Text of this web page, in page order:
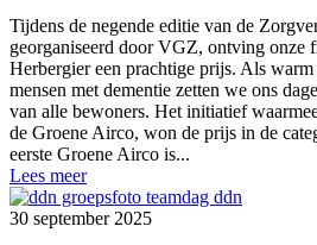
Tijdens de negende editie van de
georganiseerd door VGZ, ontving onze
Herbergier een prachtige prijs. Als
mensen met dementie zetten we ons
van alle bewoners. Het initiatief
de Groene Airco, won de prijs in de
eerste Groene Airco is...
Lees meer
30 september 2025